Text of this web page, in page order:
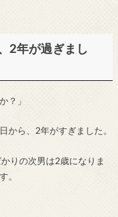
2年が過ぎまし
？」
から、2年がすぎました。
りの次男は2歳になりま
。